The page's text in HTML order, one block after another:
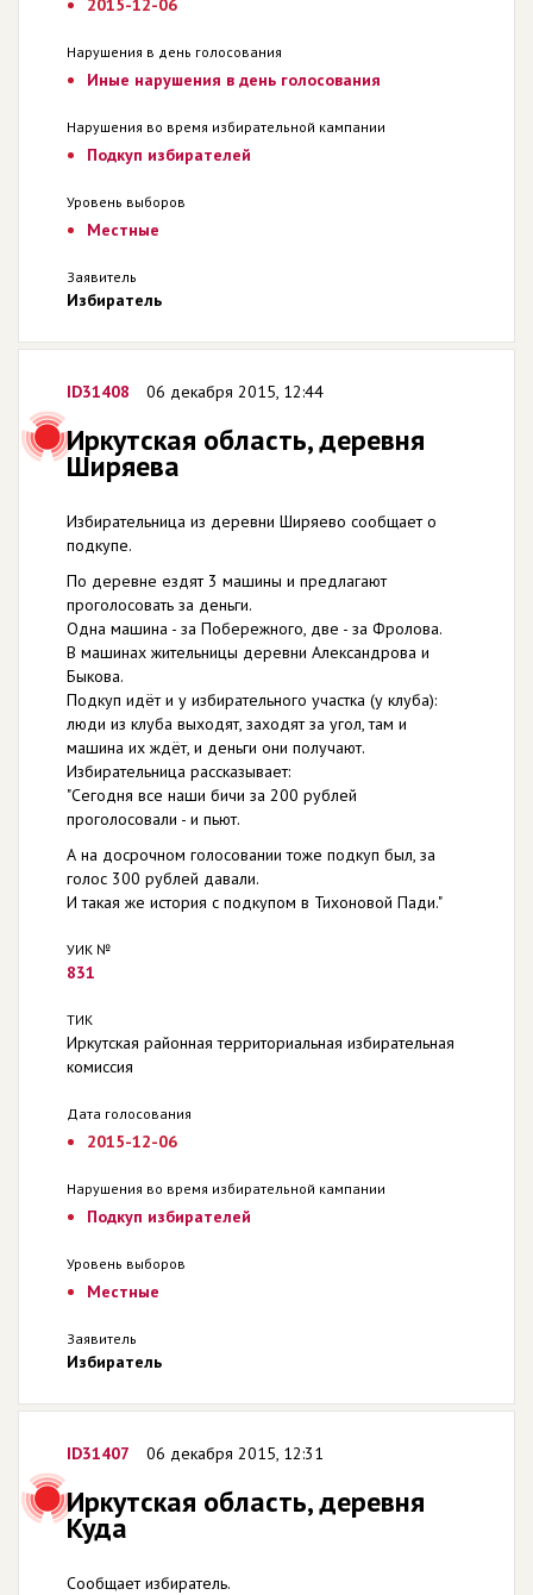
2015-12-06
Нарушения в день голосования
Иные нарушения в день голосования
Нарушения во время избирательной кампании
Подкуп избирателей
Уровень выборов
Местные
Заявитель
Избиратель
ID31408 06 декабря 2015, 12:44
Иркутская область, деревня
Ширяева
Избирательница из деревни Ширяево сообщает о
подкупе.
По деревне ездят 3 машины и предлагают
проголосовать за деньги.
Одна машина - за Побережного, две - за Фролова.
В машинах жительницы деревни Александрова и
Быкова.
Подкуп идёт и у избирательного участка (у клуба):
люди из клуба выходят, заходят за угол, там и
машина их ждёт, и деньги они получают.
Избирательница рассказывает:
"Сегодня все наши бичи за 200 рублей
проголосовали - и пьют.
А на досрочном голосовании тоже подкуп был, за
голос 300 рублей давали.
И такая же история с подкупом в Тихоновой Пади."
УИК №
831
ТИК
Иркутская районная территориальная избирательная
комиссия
Дата голосования
2015-12-06
Нарушения во время избирательной кампании
Подкуп избирателей
Уровень выборов
Местные
Заявитель
Избиратель
ID31407 06 декабря 2015, 12:31
Иркутская область, деревня
Куда
Сообщает избиратель.